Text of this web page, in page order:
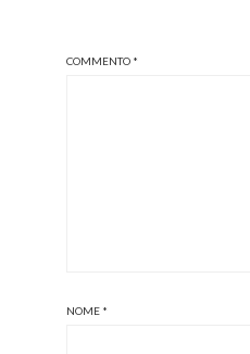
COMMENTO *
NOME *